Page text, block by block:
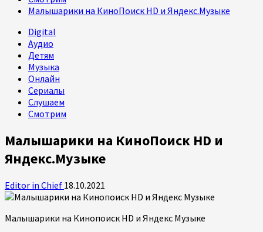
Малышарики на КиноПоиск HD и Яндекс.Музыке
Digital
Аудио
Детям
Музыка
Онлайн
Сериалы
Слушаем
Смотрим
Малышарики на КиноПоиск HD и
Яндекс.Музыке
Editor in Chief 18.10.2021
Малышарики на Кинопоиск HD и Яндекс Музыке